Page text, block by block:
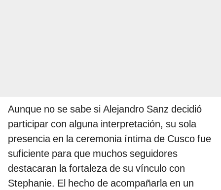
Aunque no se sabe si Alejandro Sanz decidió
participar con alguna interpretación, su sola
presencia en la ceremonia íntima de Cusco fue
suficiente para que muchos seguidores
destacaran la fortaleza de su vínculo con
Stephanie. El hecho de acompañarla en un